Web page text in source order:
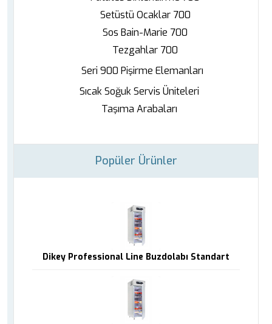
Setüstü Ocaklar 700
Sos Bain-Marie 700
Tezgahlar 700
Seri 900 Pişirme Elemanları
Sıcak Soğuk Servis Üniteleri
Taşıma Arabaları
Popüler Ürünler
Dikey Professional Line Buzdolabı Standart